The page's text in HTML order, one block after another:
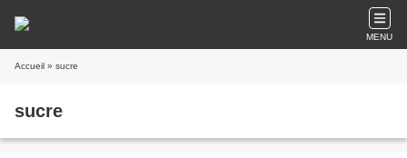
MENU
Accueil » sucre
sucre